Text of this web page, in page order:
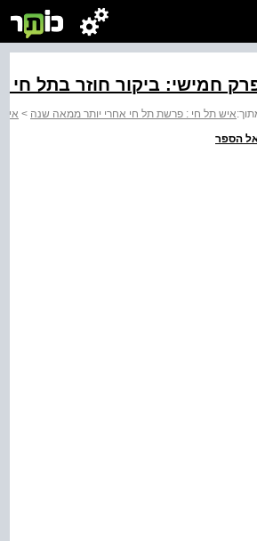
חמישי: ביקור חוזר בתל חי
איש תל חי : פרשת תל חי אחרי יותר ממאה שנה >
הספר